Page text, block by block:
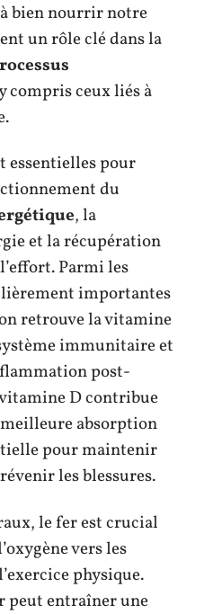
bien nourrir notre
un rôle clé dans la
compris ceux liés à
essentielles pour
du
, la
et la récupération
Parmi les
importantes
retrouve la vitamine
immunitaire et
post-
D contribue
absorption
pour maintenir
les blessures.
le fer est crucial
vers les
physique.
peut entraîner une